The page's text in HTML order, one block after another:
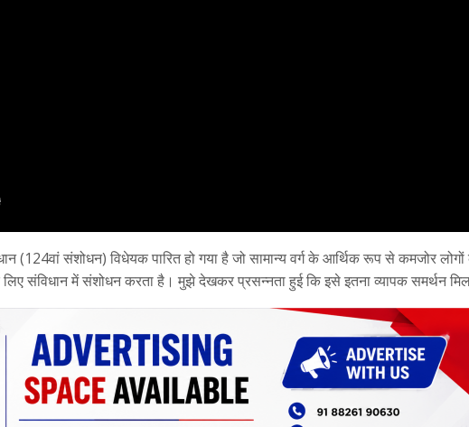
(124वां संशोधन) विधेयक पारित हो गया है जो सामान्य वर्ग के आर्थिक रूप से कमजोर लोगों
संविधान में संशोधन करता है। मुझे देखकर प्रसन्नता हुई कि इसे इतना व्यापक समर्थन